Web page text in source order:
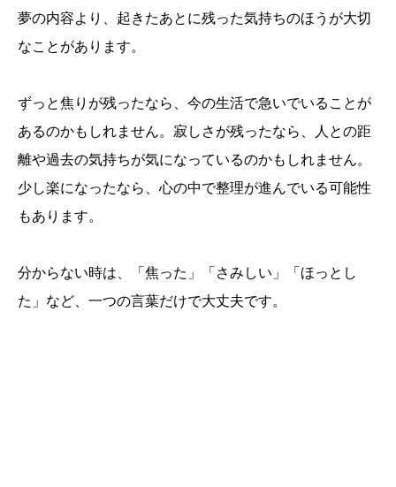
夢の内容より、起きたあとに残った気持ちのほうが大切
なことがあります。
ずっと焦りが残ったなら、今の生活で急いでいることが
あるのかもしれません。寂しさが残ったなら、人との距
離や過去の気持ちが気になっているのかもしれません。
少し楽になったなら、心の中で整理が進んでいる可能性
もあります。
分からない時は、「焦った」「さみしい」「ほっとし
た」など、一つの言葉だけで大丈夫です。